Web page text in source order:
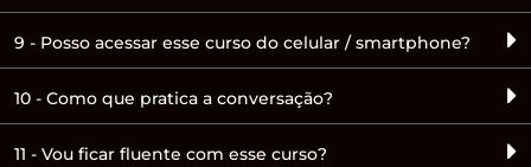
9 - Posso acessar esse curso do celular / smartphone?
10 - Como que pratica a conversação?
11 - Vou ficar fluente com esse curso?